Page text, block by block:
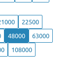
22500
48000
63000
108000